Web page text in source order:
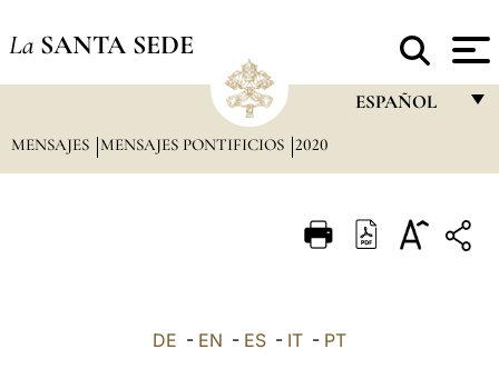
La SANTA SEDE
ESPAÑOL
ITALIANO
MENSAJES MENSAJES PONTIFICIOS 2020
DE - EN - ES - IT - PT